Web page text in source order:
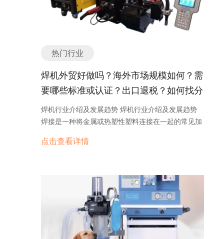
热门行业
焊机外贸好做吗？海外市场规模如何？需
要哪些标准或认证？出口退税？如何找分
销商或客户？
焊机行业介绍及发展趋势 焊机行业介绍及发展趋势
焊接是一种将金属或热塑性塑料连接在一起的常见加
造业、建筑业、能源行业等多个领域。本文将介绍焊
技术的进步，对焊接质量和效率的要求越来越高，这
推动了焊机行业的发展。焊机的种类也越来越多样
化，包括手持式焊机、自动化焊机、激光焊机等。 焊
机行业的发展受到多个因素的影响。首先，全球市场
对焊接产品的需求不断增长，特别是汽车、航空航天
点击查看详情